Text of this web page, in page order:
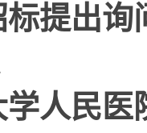
提出
学人民医